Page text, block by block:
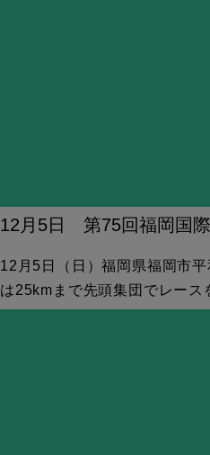
12月5日 第75回福岡国
12月5日（日）福岡県福岡市
は25kmまで先頭集団でレース